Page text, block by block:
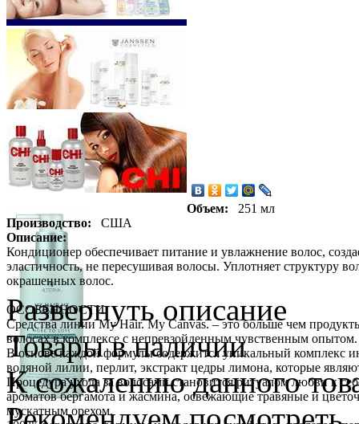
Объем:
251 мл
Производство:
США
Описание:
Кондиционер обеспечивает питание и увлажнение волос,
эластичность, не пересушивая волосы. Уплотняет структуру
окрашенных волос.
ОСОБЕННОСТИ
Средства линии My Hair. My Canvas. – это больше чем
волосах в комплексе с непревзойденным чувственным опытом.
В основе каждой формулы содержится уникальный комплекс
водяной лилии, перлит, экстракт цедры лимона, которые
Процедура ухода за волосами становится ритуалом любви к
ароматов бергамота и жасмина, освежающие травяные и
мускатным орехом.
Развернуть описание
Товары в наличии
К сожалению данного